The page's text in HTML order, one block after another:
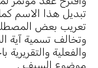
تبديل هذا الاسم
تعريب بعض
وتخالف تسمية آية
والفعلية
موضوع السيف .